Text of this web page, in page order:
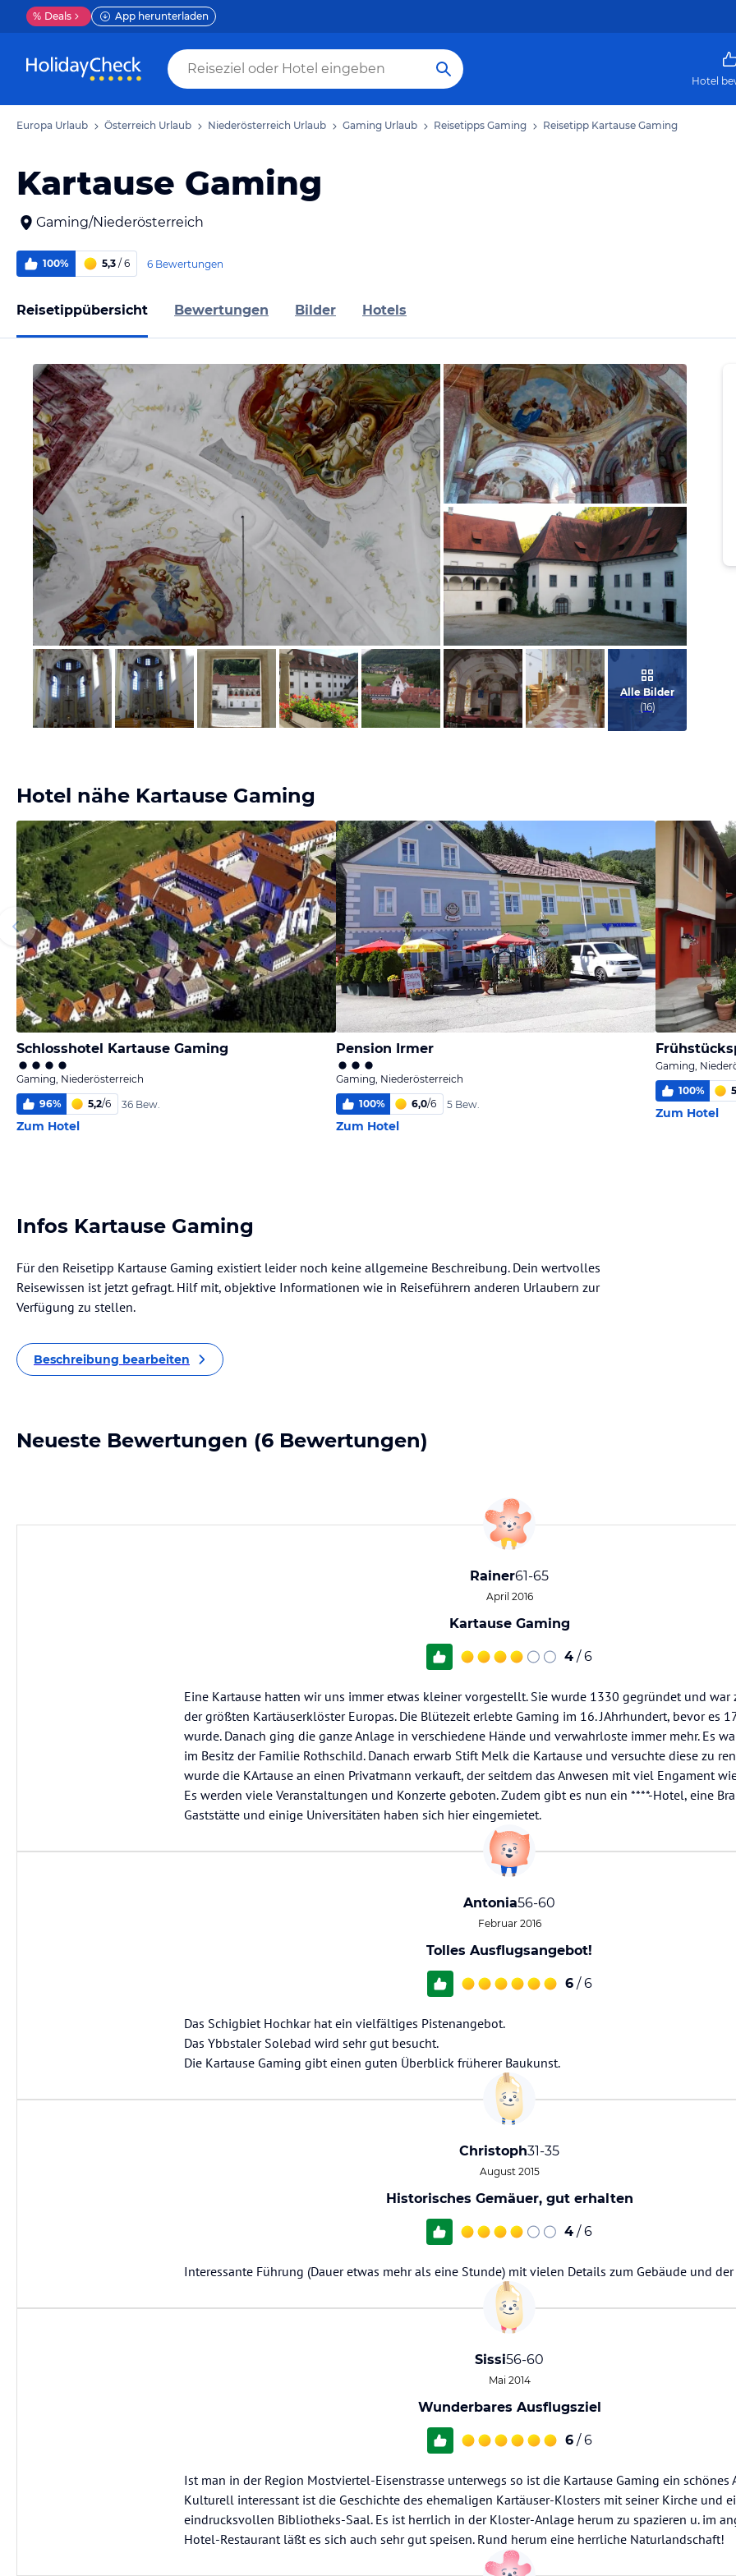
% Deals App herunterladen
Hotel
Europa Urlaub Österreich Urlaub Niederösterreich Urlaub Gaming Urlaub Reisetipps Gaming Reisetipp Kartause Gaming
Kartause Gaming
Gaming/Niederösterreich
100% 5,3 / 6 6 Bewertungen
Reisetippübersicht Bewertungen Bilder Hotels
Bild melden
von Sissi
Bild melden
von Sissi
Bild melden
von Sissi
Alle Bilder
(16)
Hotel nähe Kartause Gaming
Schlosshotel Kartause Gaming
Gaming, Niederösterreich
96% 5,2/6 36 Bew.
Zum Hotel
Pension Irmer
Gaming, Niederösterreich
100% 6,0/6 5 Bew.
Zum Hotel
Gaming,
100%
Zum Hotel
Infos Kartause Gaming
Für den Reisetipp Kartause Gaming existiert leider noch keine allgemeine Beschreibung. Dein wertvolles
Reisewissen ist jetzt gefragt. Hilf mit, objektive Informationen wie in Reiseführern anderen Urlaubern zur
Verfügung zu stellen.
Beschreibung bearbeiten
Neueste Bewertungen (6 Bewertungen)
Rainer61-65
April 2016
Kartause Gaming
4 / 6
Eine Kartause hatten wir uns immer etwas kleiner vorgestellt. Sie wurde 1330 gegründet und war
der größten Kartäuserklöster Europas. Die Blütezeit erlebte Gaming im 16. JAhrhundert, bevor es
wurde. Danach ging die ganze Anlage in verschiedene Hände und verwahrloste immer mehr. Es
im Besitz der Familie Rothschild. Danach erwarb Stift Melk die Kartause und versuchte diese zu
wurde die KArtause an einen Privatmann verkauft, der seitdem das Anwesen mit viel Engament
Es werden viele Veranstaltungen und Konzerte geboten. Zudem gibt es nun ein ****-Hotel, eine
Gaststätte und einige Universitäten haben sich hier eingemietet.
Antonia56-60
Februar 2016
Tolles Ausflugsangebot!
6 / 6
Das Schigbiet Hochkar hat ein vielfältiges Pistenangebot.
Das Ybbstaler Solebad wird sehr gut besucht.
Die Kartause Gaming gibt einen guten Überblick früherer Baukunst.
Christoph31-35
August 2015
Historisches Gemäuer, gut erhalten
4 / 6
Interessante Führung (Dauer etwas mehr als eine Stunde) mit vielen Details zum Gebäude und der
Sissi56-60
Mai 2014
Wunderbares Ausflugsziel
6 / 6
Ist man in der Region Mostviertel-Eisenstrasse unterwegs so ist die Kartause Gaming ein schönes
Kulturell interessant ist die Geschichte des ehemaligen Kartäuser-Klosters mit seiner Kirche und
eindrucksvollen Bibliotheks-Saal. Es ist herrlich in der Kloster-Anlage herum zu spazieren u. im
Hotel-Restaurant läßt es sich auch sehr gut speisen. Rund herum eine herrliche Naturlandschaft!